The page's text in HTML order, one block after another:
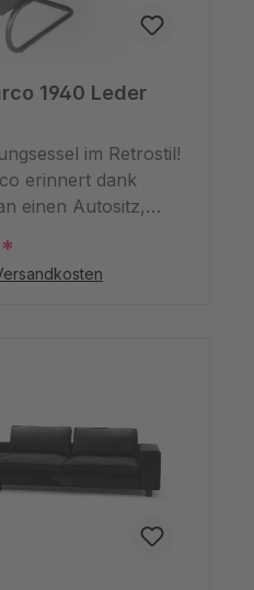
1940 Leder
im Retrostil!
erinnert dank
einen Autositz,
einen nicht
Lederbezug
und Armlehnen
aus den
echter
in der Gruppe!